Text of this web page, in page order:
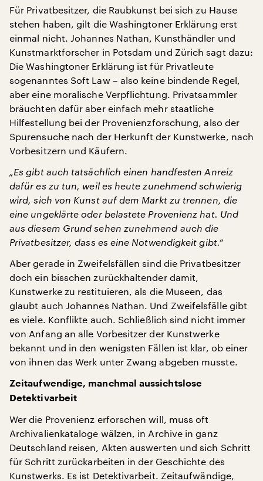
Für Privatbesitzer, die Raubkunst bei sich zu Hause
stehen haben, gilt die Washingtoner Erklärung erst
einmal nicht. Johannes Nathan, Kunsthändler und
Kunstmarktforscher in Potsdam und Zürich sagt dazu:
Die Washingtoner Erklärung ist für Privatleute
sogenanntes Soft Law – also keine bindende Regel,
aber eine moralische Verpflichtung. Privatsammler
bräuchten dafür aber einfach mehr staatliche
Hilfestellung bei der Provenienzforschung, also der
Spurensuche nach der Herkunft der Kunstwerke, nach
Vorbesitzern und Käufern.
„Es gibt auch tatsächlich einen handfesten Anreiz
dafür es zu tun, weil es heute zunehmend schwierig
wird, sich von Kunst auf dem Markt zu trennen, die
eine ungeklärte oder belastete Provenienz hat. Und
aus diesem Grund sehen zunehmend auch die
Privatbesitzer, dass es eine Notwendigkeit gibt.“
Aber gerade in Zweifelsfällen sind die Privatbesitzer
doch ein bisschen zurückhaltender damit,
Kunstwerke zu restituieren, als die Museen, das
glaubt auch Johannes Nathan. Und Zweifelsfälle gibt
es viele. Konflikte auch. Schließlich sind nicht immer
von Anfang an alle Vorbesitzer der Kunstwerke
bekannt und in den wenigsten Fällen ist klar, ob einer
von ihnen das Werk unter Zwang abgeben musste.
Zeitaufwendige, manchmal aussichtslose
Detektivarbeit
Wer die Provenienz erforschen will, muss oft
Archivalienkataloge wälzen, in Archive in ganz
Deutschland reisen, Akten auswerten und sich Schritt
für Schritt zurückarbeiten in der Geschichte des
Kunstwerks. Es ist Detektivarbeit. Zeitaufwändige,